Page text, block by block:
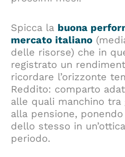
Spicca la buona
mercato italiano
delle risorse) che in
registrato un
ricordare l’orizzonte
Reddito: comparto
alle quali manchino tra
alla pensione,
dello stesso in
periodo.